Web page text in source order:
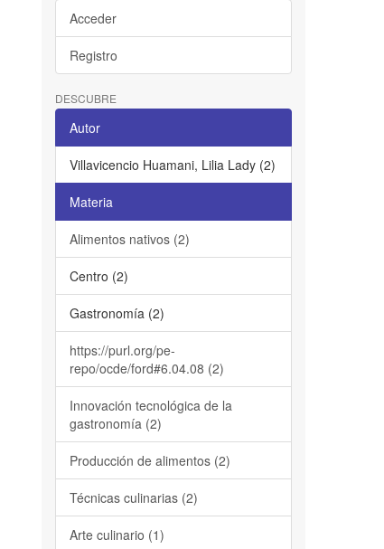
Acceder
Registro
DESCUBRE
Autor
Villavicencio Huamani, Lilia Lady (2)
Materia
Alimentos nativos (2)
Centro (2)
Gastronomía (2)
https://purl.org/pe-
repo/ocde/ford#6.04.08 (2)
Innovación tecnológica de la
gastronomía (2)
Producción de alimentos (2)
Técnicas culinarias (2)
Arte culinario (1)